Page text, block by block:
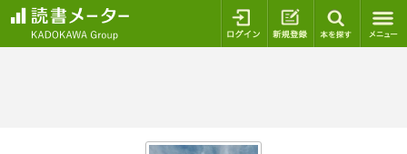
ログイン 新規登録